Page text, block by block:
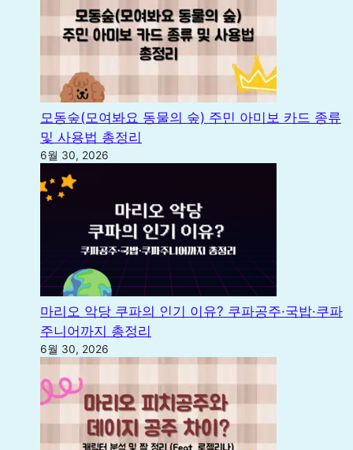
모동숲(모여봐요 동물의 숲) 주민 아미보 카드 종류
및 사용법 총정리
6월 30, 2026
마리오 악당 쿠파의 인기 이유? 쿠파공주·국밥·쿠파
주니어까지 총정리
6월 30, 2026